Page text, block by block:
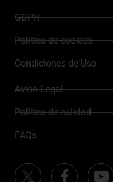
GDPR
Política de cookies
Condiciones de Uso
Aviso Legal
Política de calidad
FAQs